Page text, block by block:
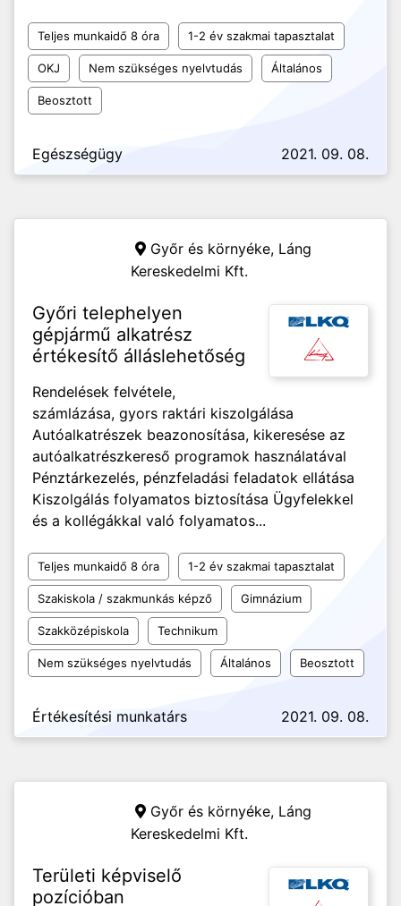
Teljes munkaidő 8 óra 1-2 év szakmai tapasztalat
OKJ Nem szükséges nyelvtudás Általános
Beosztott
Egészségügy 2021. 09. 08.
Győr és környéke, Láng
Kereskedelmi Kft.
Győri telephelyen
gépjármű alkatrész
értékesítő álláslehetőség
Rendelések felvétele,
számlázása, gyors raktári kiszolgálása
Autóalkatrészek beazonosítása, kikeresése az
autóalkatrészkereső programok használatával
Pénztárkezelés, pénzfeladási feladatok ellátása
Kiszolgálás folyamatos biztosítása Ügyfelekkel
és a kollégákkal való folyamatos...
Teljes munkaidő 8 óra 1-2 év szakmai tapasztalat
Szakiskola / szakmunkás képző Gimnázium
Szakközépiskola Technikum
Nem szükséges nyelvtudás Általános Beosztott
Értékesítési munkatárs 2021. 09. 08.
Győr és környéke, Láng
Kereskedelmi Kft.
Területi képviselő
pozícióban